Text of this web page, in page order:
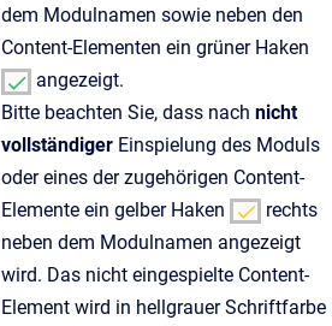
dem Modulnamen sowie neben den
Content-Elementen ein grüner Haken
angezeigt.
Bitte beachten Sie, dass nach nicht
vollständiger Einspielung des Moduls
oder eines der zugehörigen Content-
Elemente ein gelber Haken
rechts
neben dem Modulnamen angezeigt
wird. Das nicht eingespielte Content-
Element wird in hellgrauer Schriftfarbe